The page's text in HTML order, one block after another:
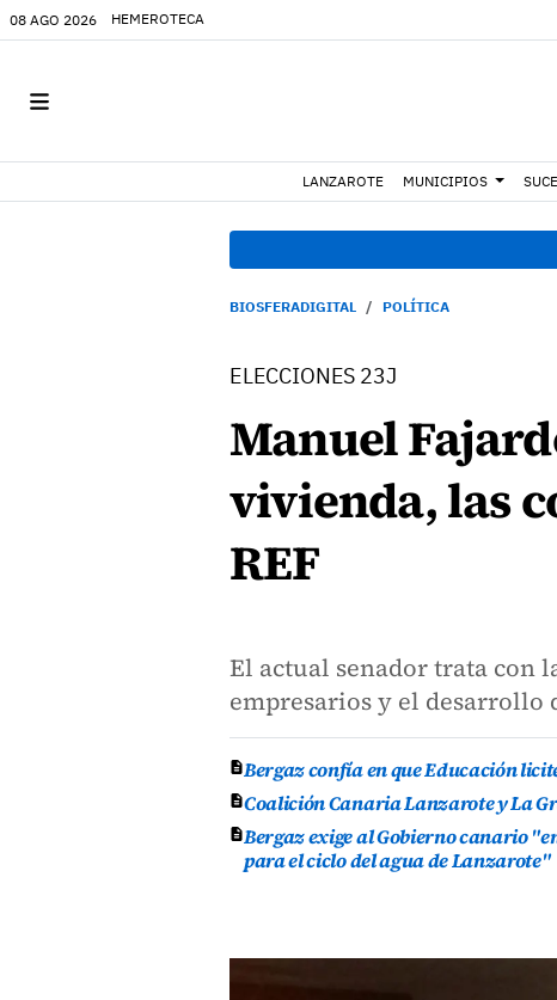
08 AGO 2026 HEMEROTECA
LANZAROTE MUNICIPIOS
BIOSFERADIGITAL POLÍTICA
ELECCIONES 23J
Manuel
vivienda, las
REF
El actual senador trata con
empresarios y el desarrollo
Bergaz confía en que Educación
Coalición Canaria Lanzarote y La
Bergaz exige al Gobierno canario
para el ciclo del agua de Lanzarote"